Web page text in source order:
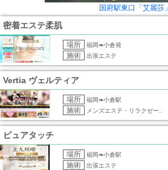
国府駅東口「艾麗莎」
密着エステ柔肌
場所 福岡➠小倉発
施術 出張エステ
Vertia ヴェルティア
場所 福岡➠小倉駅
施術 メンズエステ・リラクゼー..
ピュアタッチ
場所 福岡➠小倉駅
施術 出張エステ